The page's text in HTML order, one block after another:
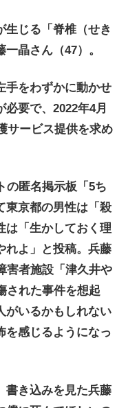
生じる「脊椎（せき
晶さん（47）。
手をわずかに動かせ
要で、2022年4月
サービス提供を求め
の匿名掲示板「5ち
東京都の男性は「殺
は「生かしておく理
れよ」と投稿。兵藤
害者施設「津久井や
された事件を想起
がいるかもしれない
を感じるようになっ
書き込みを見た兵藤